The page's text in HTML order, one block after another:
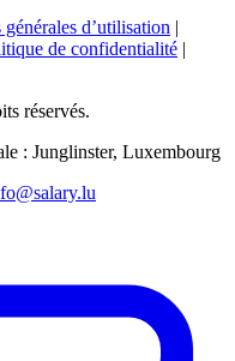
d’utilisation |
de confidentialité |
réservés.
: Junglinster, Luxembourg